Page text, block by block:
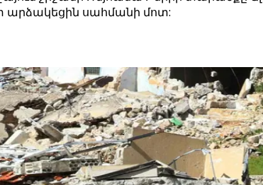
արձակեցին սահմանի մոտ: